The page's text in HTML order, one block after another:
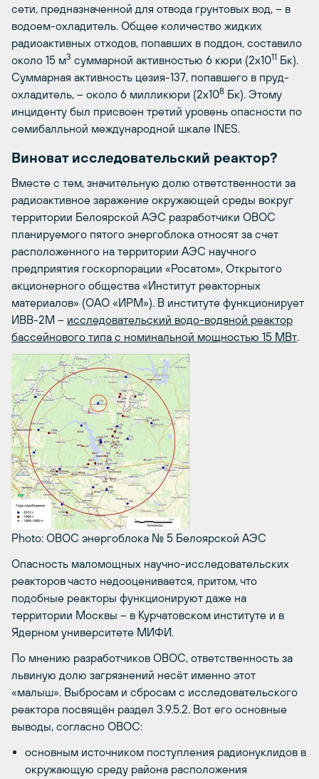
сети, предназначенной для отвода грунтовых вод, – в
водоем-охладитель. Общее количество жидких
радиоактивных отходов, попавших в поддон, составило
около 15 м3 суммарной активностью 6 кюри (2х1011 Бк).
Суммарная активность цезия-137, попавшего в пруд-
охладитель, – около 6 милликюри (2х108 Бк). Этому
инциденту был присвоен третий уровень опасности по
семибалльной международной шкале INES.
Виноват исследовательский реактор?
Вместе с тем, значительную долю ответственности за
радиоактивное заражение окружающей среды вокруг
территории Белоярской АЭС разработчики ОВОС
планируемого пятого энергоблока относят за счет
расположенного на территории АЭС научного
предприятия госкорпорации «Росатом», Открытого
акционерного общества «Институт реакторных
материалов» (ОАО «ИРМ»). В институте функционирует
ИВВ-2М – исследовательский водо-водяной реактор
бассейнового типа с номинальной мощностью 15 МВт.
Photo: ОВОС энергоблока № 5 Белоярской АЭС
Опасность маломощных научно-исследовательских
реакторов часто недооценивается, притом, что
подобные реакторы функционируют даже на
территории Москвы – в Курчатовском институте и в
Ядерном университете МИФИ.
По мнению разработчиков ОВОС, ответственность за
львиную долю загрязнений несёт именно этот
«малыш». Выбросам и сбросам с исследовательского
реактора посвящён раздел 3.9.5.2. Вот его основные
выводы, согласно ОВОС:
основным источником поступления радионуклидов в
окружающую среду района расположения